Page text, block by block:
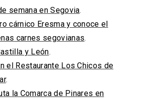
semana en Segovia.
cárnico Eresma y conoce el
carnes segovianas.
y León.
el Restaurante Los Chicos de
.
la Comarca de Pinares en
Semana Santa en Rueda